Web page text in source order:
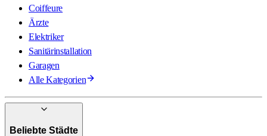
Coiffeure
Ärzte
Elektriker
Sanitärinstallation
Garagen
Alle Kategorien
Beliebte Städte